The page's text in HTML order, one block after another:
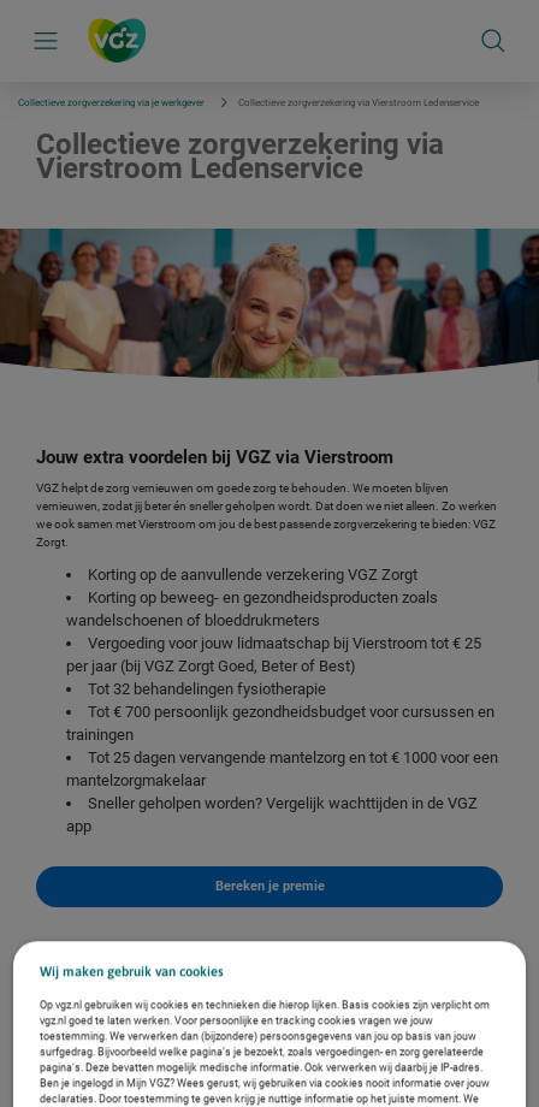
g
a
Collectieve zorgverzekering via je werkgever Collectieve zorgverzekering via Vierstroom Ledenservice
Collectieve zorgverzekering via
Vierstroom Ledenservice
Jouw extra voordelen bij VGZ via Vierstroom
VGZ helpt de zorg vernieuwen om goede zorg te behouden. We moeten blijven
vernieuwen, zodat jij beter én sneller geholpen wordt. Dat doen we niet alleen. Zo werken
we ook samen met Vierstroom om jou de best passende zorgverzekering te bieden: VGZ
Zorgt.
Korting op de aanvullende verzekering VGZ Zorgt
Korting op beweeg- en gezondheidsproducten zoals
wandelschoenen of bloeddrukmeters
Vergoeding voor jouw lidmaatschap bij Vierstroom tot € 25
per jaar (bij VGZ Zorgt Goed, Beter of Best)
Tot 32 behandelingen fysiotherapie
Tot € 700 persoonlijk gezondheidsbudget voor cursussen en
trainingen
Tot 25 dagen vervangende mantelzorg en tot € 1000 voor een
mantelzorgmakelaar
Sneller geholpen worden? Vergelijk wachttijden in de VGZ
app
Bereken je premie
Wij maken gebruik van cookies
Op vgz.nl gebruiken wij cookies en technieken die hierop lijken. Basis cookies zijn verplicht om
vgz.nl goed te laten werken. Voor persoonlijke en tracking cookies vragen we jouw
toestemming. We verwerken dan (bijzondere) persoonsgegevens van jou op basis van jouw
surfgedrag. Bijvoorbeeld welke pagina’s je bezoekt, zoals vergoedingen- en zorg gerelateerde
pagina’s. Deze bevatten mogelijk medische informatie. Ook verwerken wij daarbij je IP-adres.
Ben je ingelogd in Mijn VGZ? Wees gerust, wij gebruiken via cookies nooit informatie over jouw
declaraties. Door toestemming te geven krijg je nuttige informatie op het juiste moment. We